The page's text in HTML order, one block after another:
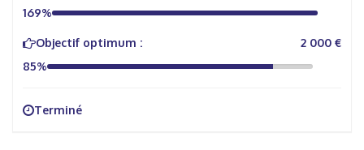
169%
Objectif optimum :
2 000 €
85%
Terminé